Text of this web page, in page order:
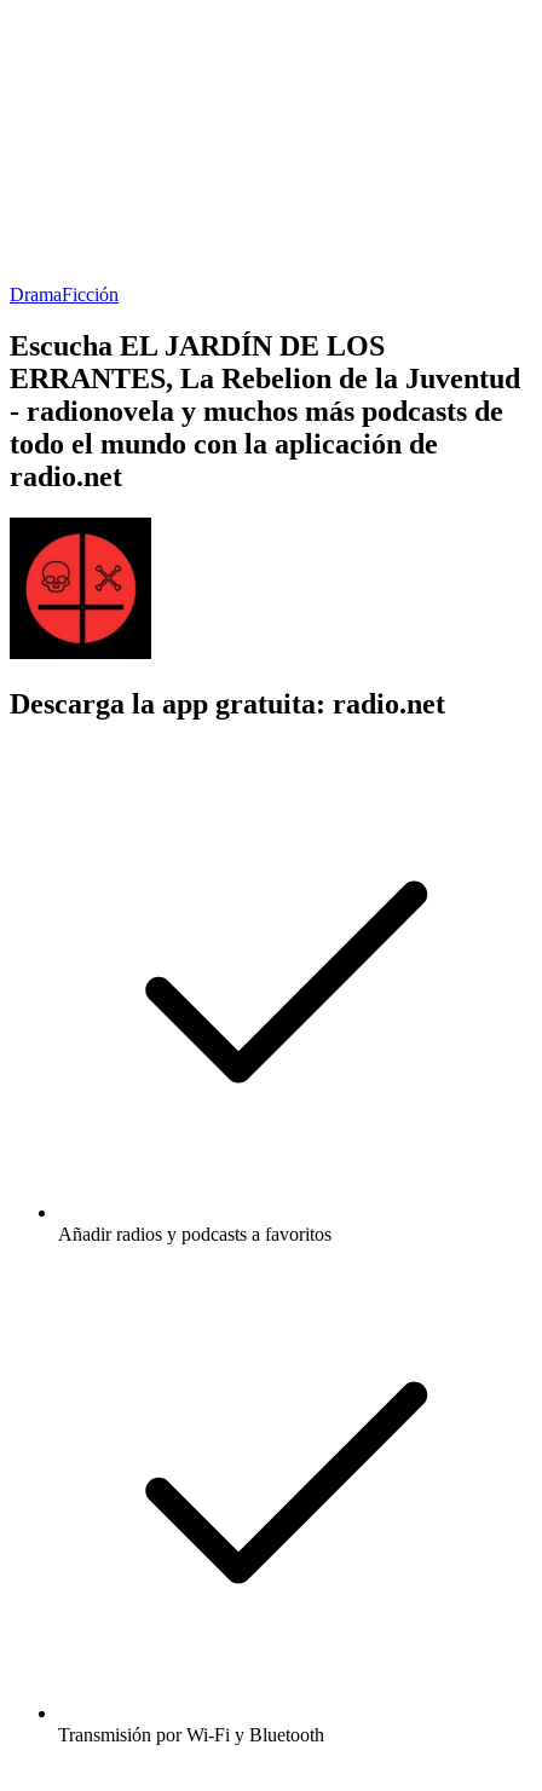
DramaFicción
Escucha EL JARDÍN DE LOS
ERRANTES, La Rebelion de la Juventud
- radionovela y muchos más podcasts de
todo el mundo con la aplicación de
radio.net
Descarga la app gratuita: radio.net
Añadir radios y podcasts a favoritos
Transmisión por Wi-Fi y Bluetooth